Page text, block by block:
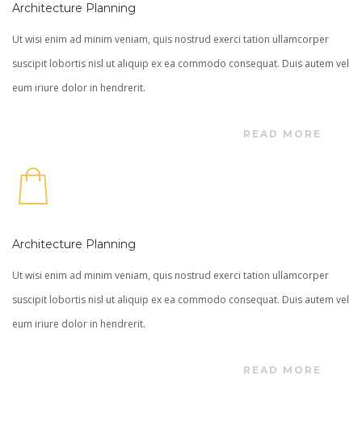
Architecture Planning
Ut wisi enim ad minim veniam, quis nostrud exerci tation ullamcorper
suscipit lobortis nisl ut aliquip ex ea commodo consequat. Duis autem vel
eum iriure dolor in hendrerit.
READ MORE
Architecture Planning
Ut wisi enim ad minim veniam, quis nostrud exerci tation ullamcorper
suscipit lobortis nisl ut aliquip ex ea commodo consequat. Duis autem vel
eum iriure dolor in hendrerit.
READ MORE